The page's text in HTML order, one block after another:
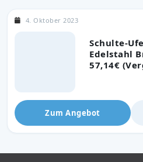
Schulte-
Edelstahl
57,14€
4. Oktober 2023
Zum Angebot